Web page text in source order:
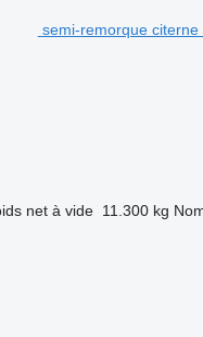
semi-remorque citerne
net à vide 11.300 kg